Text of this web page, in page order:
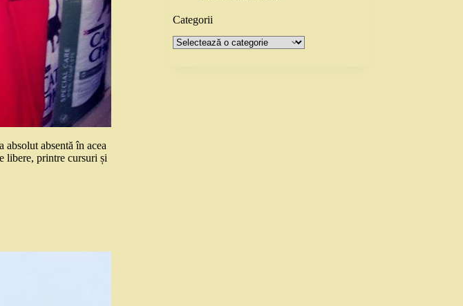
absentă în acea
libere, printre cursuri și
Categorii
Categorii